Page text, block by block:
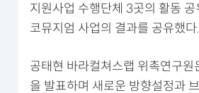
지원사업 수행단체 3곳의 활동
코뮤지엄 사업의 결과를 공유했다.
공태현 바라컬쳐스랩 위촉연구
을 발표하며 새로운 방향설정과